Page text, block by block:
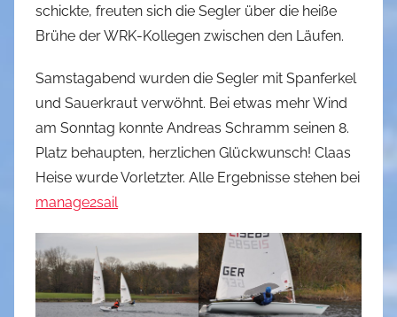
schickte, freuten sich die Segler über die heiße
Brühe der WRK-Kollegen zwischen den Läufen.
Samstagabend wurden die Segler mit Spanferkel
und Sauerkraut verwöhnt. Bei etwas mehr Wind
am Sonntag konnte Andreas Schramm seinen 8.
Platz behaupten, herzlichen Glückwunsch! Claas
Heise wurde Vorletzter. Alle Ergebnisse stehen bei
manage2sail